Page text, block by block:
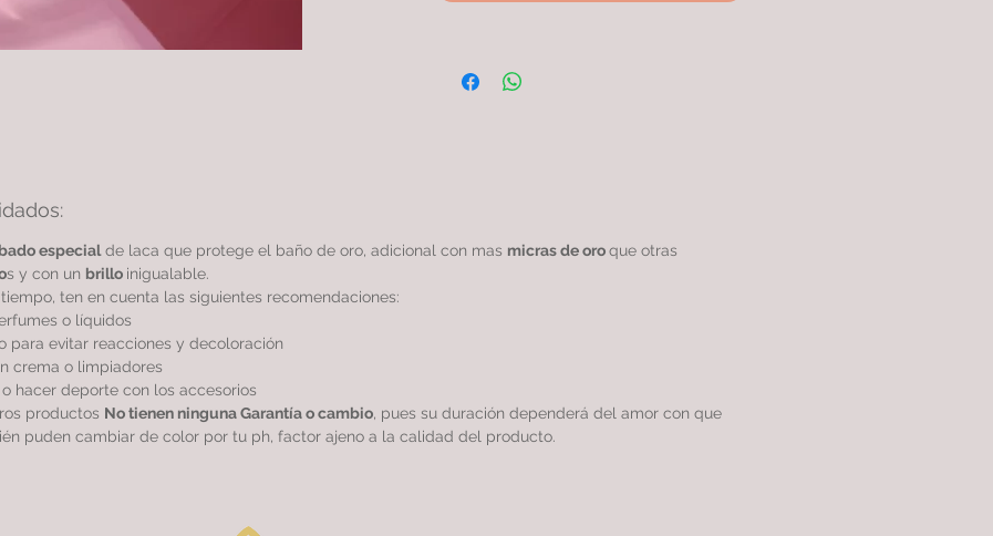
especialde laca que protege el baño de oro, adicional con mas micras de oroque otras
s y con un brillo inigualable.
ten en cuenta las siguientes recomendaciones:
o líquidos
para evitar reacciones y decoloración
crema o limpiadores
hacer deporte con los accesorios
productos No tienen ninguna Garantía o cambio, pues su duración dependerá del amor con que
puden cambiar de color por tu ph, factor ajeno a la calidad del producto.